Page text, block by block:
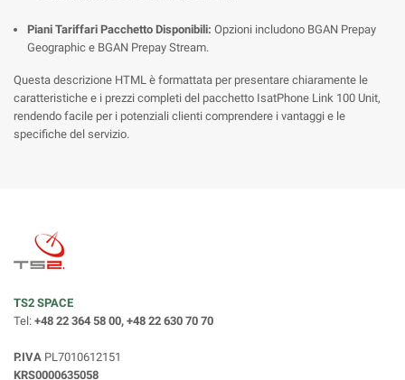
Piani Tariffari Pacchetto Disponibili: Opzioni includono BGAN Prepay
Geographic e BGAN Prepay Stream.
Questa descrizione HTML è formattata per presentare chiaramente le
caratteristiche e i prezzi completi del pacchetto IsatPhone Link 100 Unit,
rendendo facile per i potenziali clienti comprendere i vantaggi e le
specifiche del servizio.
TS2 SPACE
Tel: +48 22 364 58 00, +48 22 630 70 70
P.IVA PL7010612151
KRS0000635058